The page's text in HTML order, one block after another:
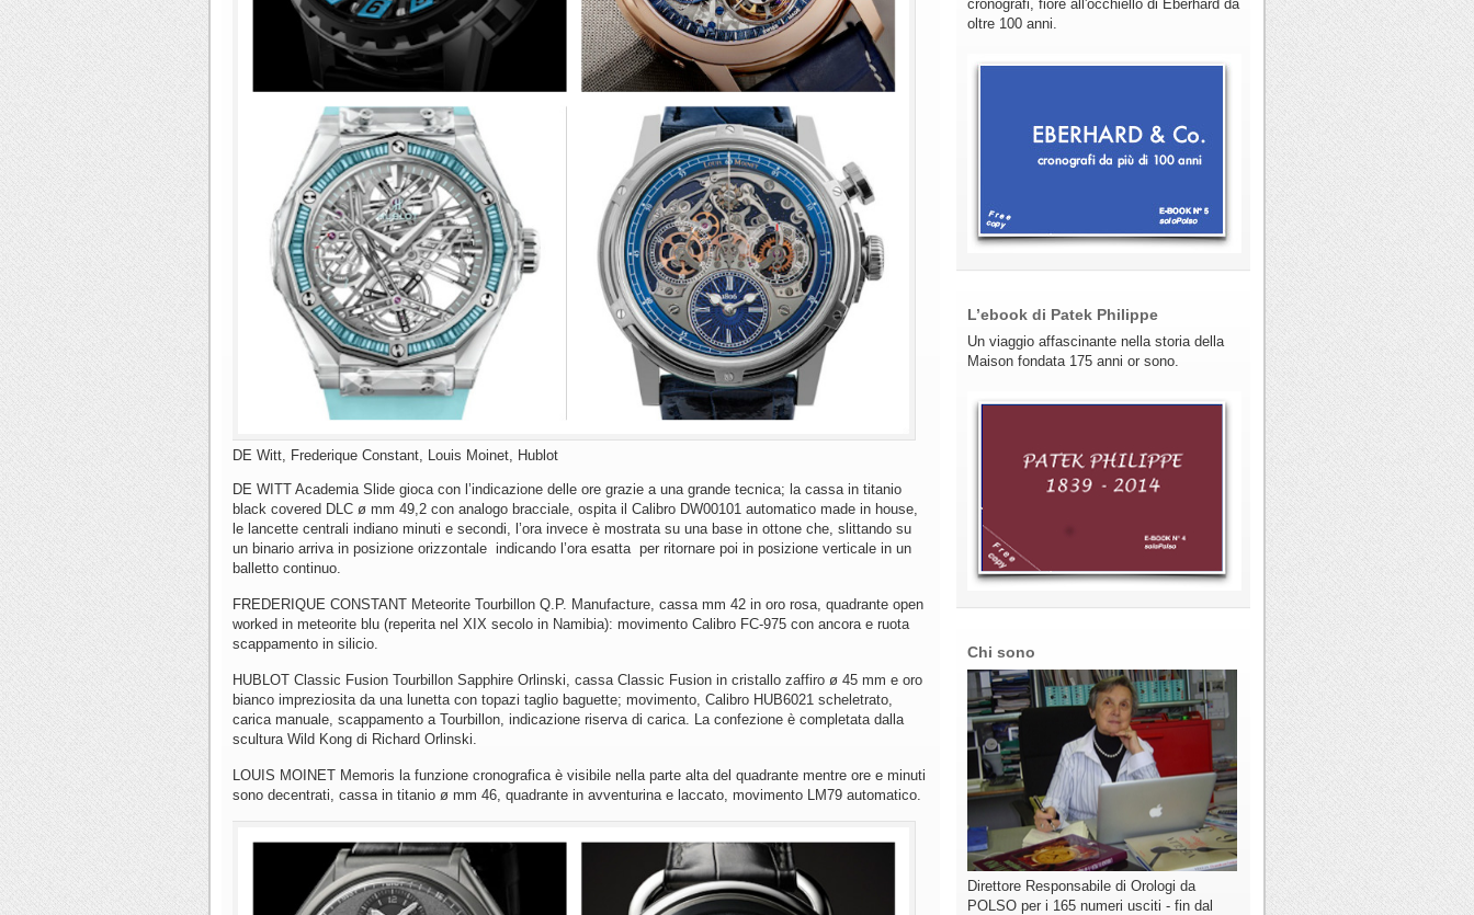
DE Witt, Frederique Constant, Louis Moinet, Hublot
DE WITT Academia Slide gioca con l’indicazione delle ore grazie a una grande tecnica; la cassa in titanio
black covered DLC ø mm 49,2 con analogo bracciale, ospita il Calibro DW00101 automatico made in house,
le lancette centrali indiano minuti e secondi, l’ora invece è mostrata su una base in ottone che, slittando su
un binario arriva in posizione orizzontale indicando l’ora esatta per ritornare poi in posizione verticale in un
balletto continuo.
FREDERIQUE CONSTANT Meteorite Tourbillon Q.P. Manufacture, cassa mm 42 in oro rosa, quadrante open
worked in meteorite blu (reperita nel XIX secolo in Namibia): movimento Calibro FC-975 con ancora e ruota
scappamento in silicio.
HUBLOT Classic Fusion Tourbillon Sapphire Orlinski, cassa Classic Fusion in cristallo zaffiro ø 45 mm e oro
bianco impreziosita da una lunetta con topazi taglio baguette; movimento, Calibro HUB6021 scheletrato,
carica manuale, scappamento a Tourbillon, indicazione riserva di carica. La confezione è completata dalla
scultura Wild Kong di Richard Orlinski.
LOUIS MOINET Memoris la funzione cronografica è visibile nella parte alta del quadrante mentre ore e minuti
sono decentrati, cassa in titanio ø mm 46, quadrante in avventurina e laccato, movimento LM79 automatico.
cronografi, fiore all'occhiello di Eberhard da
oltre 100 anni.
L’ebook di Patek Philippe
Un viaggio affascinante nella storia della
Maison fondata 175 anni or sono.
Chi sono
Direttore Responsabile di Orologi da
POLSO per i 165 numeri usciti - fin dal